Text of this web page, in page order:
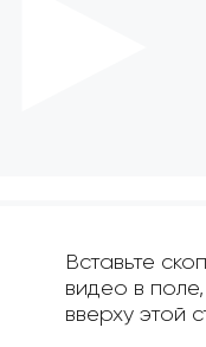
Вставьте
видео в
вверху этой